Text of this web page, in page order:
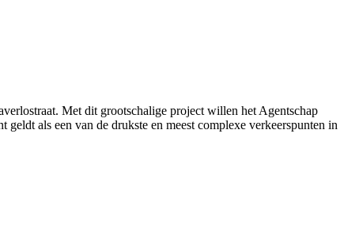
Met dit grootschalige project willen het Agentschap
als een van de drukste en meest complexe verkeerspunten in